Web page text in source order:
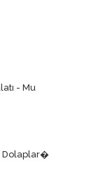
- Mu
Dolaplar�